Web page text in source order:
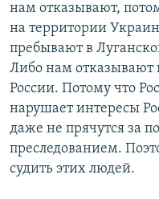
нам отказывают,
на территории
пребывают в
Либо нам отказывают
России. Потому что
нарушает интересы
даже не прячутся за
преследованием.
судить этих людей.